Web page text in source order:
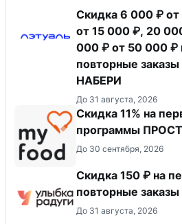
Скидка 6 000 ₽
от 15 000 ₽, 20
000 ₽ от 50 000 ₽
повторные
НАБЕРИ
До 31 августа, 2026
Скидка 11% на
программы
До 30 сентября, 2026
Скидка 150 ₽ на
повторные
До 31 августа, 2026